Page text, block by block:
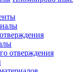
отверждения